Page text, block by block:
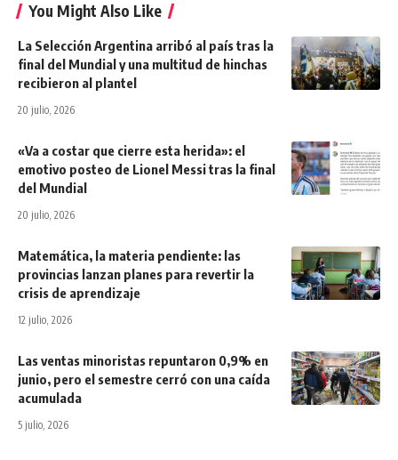
You Might Also Like
La Selección Argentina arribó al país tras la
final del Mundial y una multitud de hinchas
recibieron al plantel
20 julio, 2026
«Va a costar que cierre esta herida»: el
emotivo posteo de Lionel Messi tras la final
del Mundial
20 julio, 2026
Matemática, la materia pendiente: las
provincias lanzan planes para revertir la
crisis de aprendizaje
12 julio, 2026
Las ventas minoristas repuntaron 0,9% en
junio, pero el semestre cerró con una caída
acumulada
5 julio, 2026